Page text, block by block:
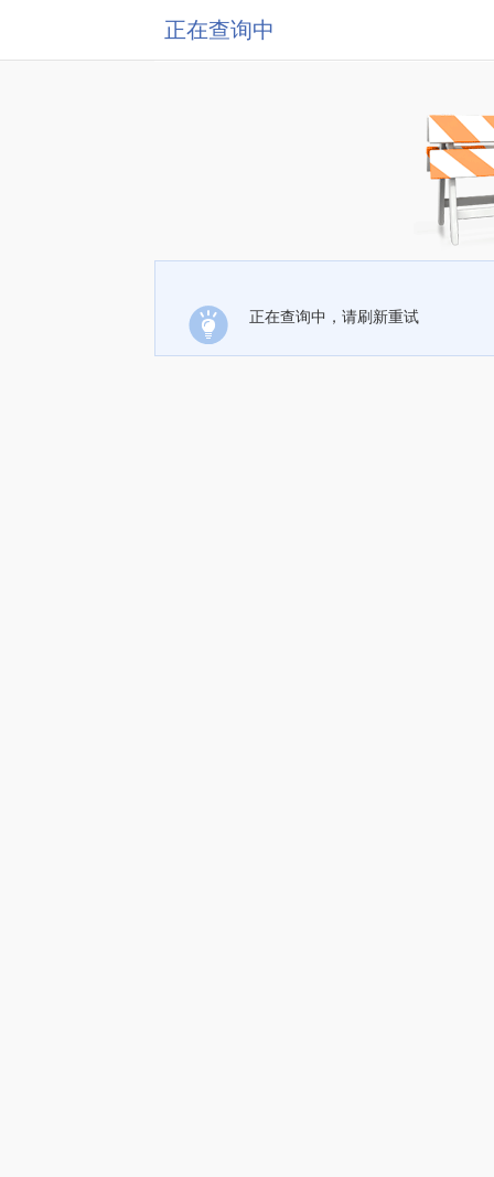
正在查询中
正在查询中，请刷新重试